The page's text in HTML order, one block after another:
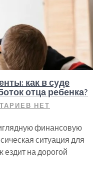
как в суде
отца ребенка?
НЕТ
финансовую
ситуация для
на дорогой